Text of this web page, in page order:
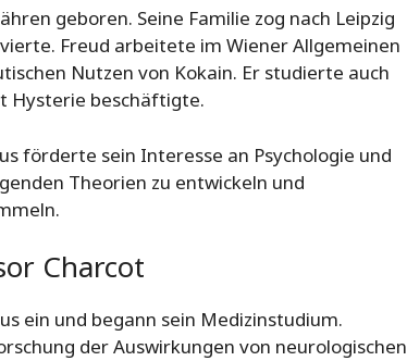
geboren. Seine Familie zog nach Leipzig
Freud arbeitete im Wiener Allgemeinen
Nutzen von Kokain. Er studierte auch
Hysterie beschäftigte.
förderte sein Interesse an Psychologie und
Theorien zu entwickeln und
Charcot
ein und begann sein Medizinstudium.
der Auswirkungen von neurologischen